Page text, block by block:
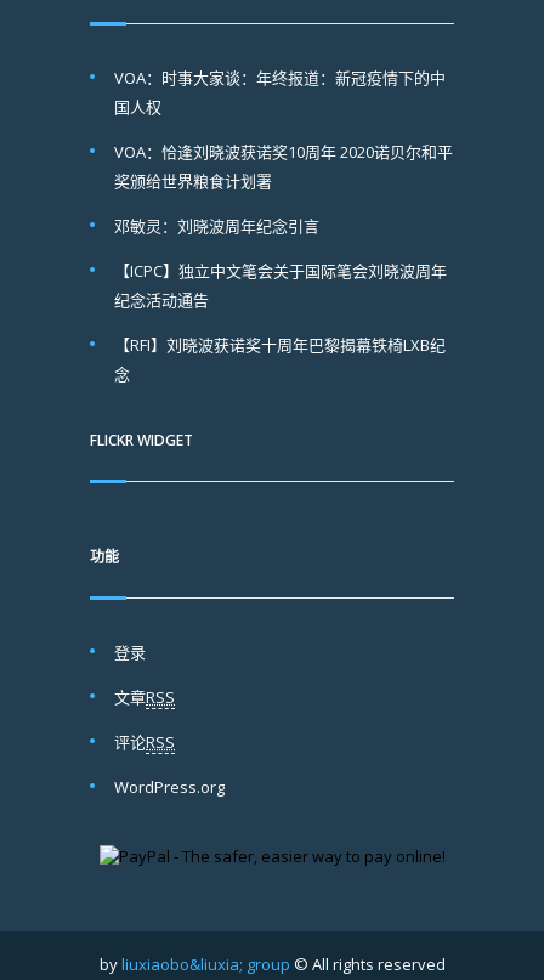
VOA：时事大家谈：年终报道：新冠疫情下的中
国人权
VOA：恰逢刘晓波获诺奖10周年 2020诺贝尔和平
奖颁给世界粮食计划署
邓敏灵：刘晓波周年纪念引言
【ICPC】独立中文笔会关于国际笔会刘晓波周年
纪念活动通告
【RFI】刘晓波获诺奖十周年巴黎揭幕铁椅LXB纪
念
FLICKR WIDGET
功能
登录
文章RSS
评论RSS
WordPress.org
byliuxiaobo&liuxia; group © All rights reserved